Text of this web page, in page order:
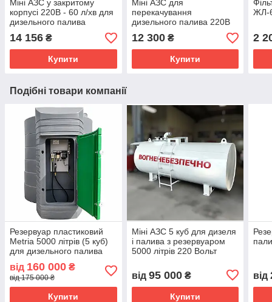
Міні АЗС у закритому
корпусі 220В - 60 л/хв для
дизельного палива
14 156 ₴
Купити
Міні АЗС для
перекачування
дизельного палива 220В
60л/хв - Omega 220/60
12 300₴
Купити
ЖЛ-
2
Подібні товари компанії
Резервуар пластиковий
Metria 5000 літрів (5 куб)
для дизельного палива
від 160 000 ₴
від 175 000 ₴
Купити
Міні АЗС 5 куб для дизеля
і палива з резервуаром
5000 літрів 220 Вольт
від 95 000₴
Купити
від